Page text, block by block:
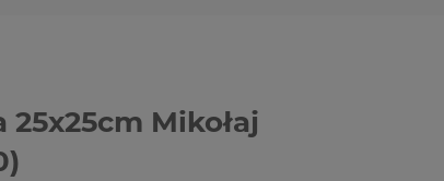
25x25cm Mikołaj